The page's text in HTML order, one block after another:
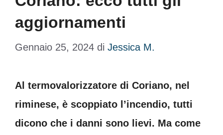
aggiornamenti
Gennaio 25, 2024 di Jessica M.
Al termovalorizzatore di Coriano, nel
riminese, è scoppiato l’incendio, tutti
dicono che i danni sono lievi. Ma come